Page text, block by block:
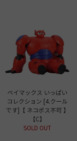
ベイマックス いっぱい
コレクション [4.クール
です]【 ネコポス不可 】
【C】
SOLD OUT